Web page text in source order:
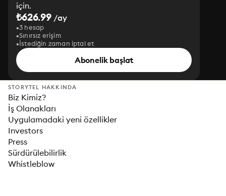
için.
₺626.99 /ay
3 hesap
Sınırsız erişim
İstediğin zaman iptal et
Abonelik başlat
STORYTEL HAKKINDA
Biz Kimiz?
İş Olanakları
Uygulamadaki yeni özellikler
Investors
Press
Sürdürülebilirlik
Whistleblow